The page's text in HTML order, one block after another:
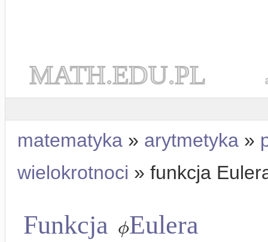
MATH.EDU.PL
matematyka » arytmetyka »
wielokrotnoci » funkcja
Funkcja ϕEulera